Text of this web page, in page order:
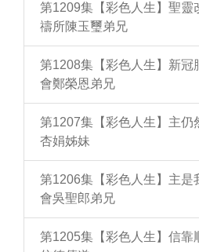
第1209集【彩色人生】聖靈
禱所陳玉璽弟兄
第1208集【彩色人生】新冠
會鄭榮恩弟兄
第1207集【彩色人生】主仍
杏娟姊妹
第1206集【彩色人生】主是
會吳聖郎弟兄
第1205集【彩色人生】信靠